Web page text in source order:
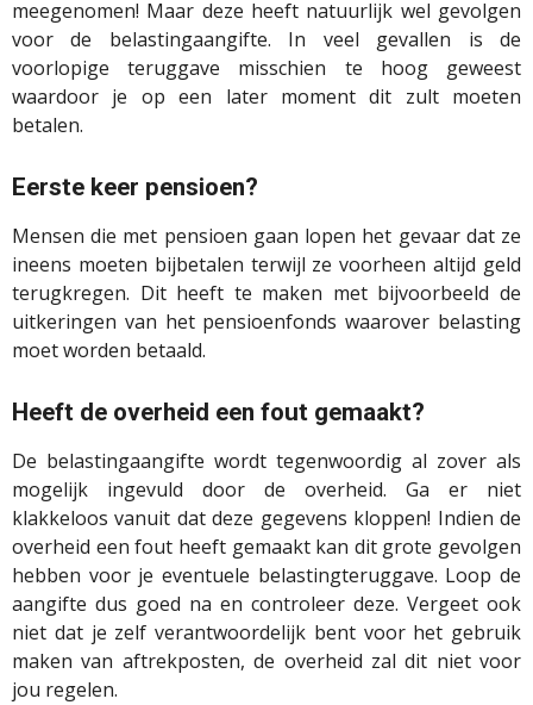
meegenomen! Maar deze heeft natuurlijk wel gevolgen
voor de belastingaangifte. In veel gevallen is de
voorlopige teruggave misschien te hoog geweest
waardoor je op een later moment dit zult moeten
betalen.
Eerste keer pensioen?
Mensen die met pensioen gaan lopen het gevaar dat ze
ineens moeten bijbetalen terwijl ze voorheen altijd geld
terugkregen. Dit heeft te maken met bijvoorbeeld de
uitkeringen van het pensioenfonds waarover belasting
moet worden betaald.
Heeft de overheid een fout gemaakt?
De belastingaangifte wordt tegenwoordig al zover als
mogelijk ingevuld door de overheid. Ga er niet
klakkeloos vanuit dat deze gegevens kloppen! Indien de
overheid een fout heeft gemaakt kan dit grote gevolgen
hebben voor je eventuele belastingteruggave. Loop de
aangifte dus goed na en controleer deze. Vergeet ook
niet dat je zelf verantwoordelijk bent voor het gebruik
maken van aftrekposten, de overheid zal dit niet voor
jou regelen.